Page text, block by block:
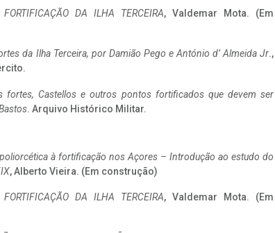
FORTIFICAÇÃO DA ILHA TERCEIRA, Valdemar Mota. (Em
da Ilha Terceira, por Damião Pego e António d’ Almeida Jr.,
fortes, Castellos e outros pontos fortificados que devem ser
. Arquivo Histórico Militar.
à fortificação nos Açores – Introdução ao estudo do
, Alberto Vieira. (Em construção)
FORTIFICAÇÃO DA ILHA TERCEIRA, Valdemar Mota. (Em